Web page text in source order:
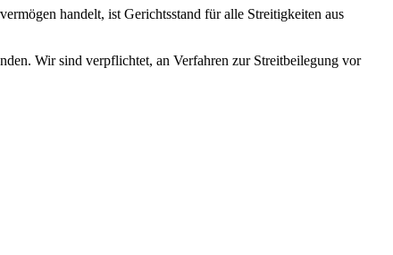
handelt, ist Gerichtsstand für alle Streitigkeiten aus
Wir sind verpflichtet, an Verfahren zur Streitbeilegung vor